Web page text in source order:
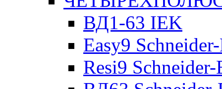
ВД1-63 IEK
Easy9
Resi9